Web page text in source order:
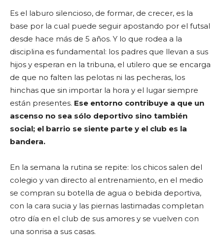
Es el laburo silencioso, de formar, de crecer, es la
base por la cual puede seguir apostando por el futsal
desde hace más de 5 años. Y lo que rodea a la
disciplina es fundamental: los padres que llevan a sus
hijos y esperan en la tribuna, el utilero que se encarga
de que no falten las pelotas ni las pecheras, los
hinchas que sin importar la hora y el lugar siempre
están presentes. Ese entorno contribuye a que un
ascenso no sea sólo deportivo sino también
social; el barrio se siente parte y el club es la
bandera.
En la semana la rutina se repite: los chicos salen del
colegio y van directo al entrenamiento, en el medio
se compran su botella de agua o bebida deportiva,
con la cara sucia y las piernas lastimadas completan
otro día en el club de sus amores y se vuelven con
una sonrisa a sus casas.